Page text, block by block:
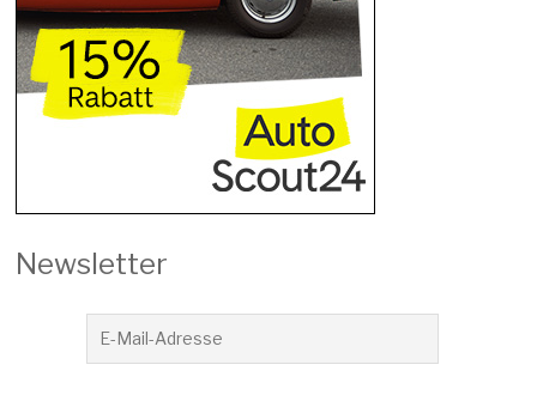
Newsletter